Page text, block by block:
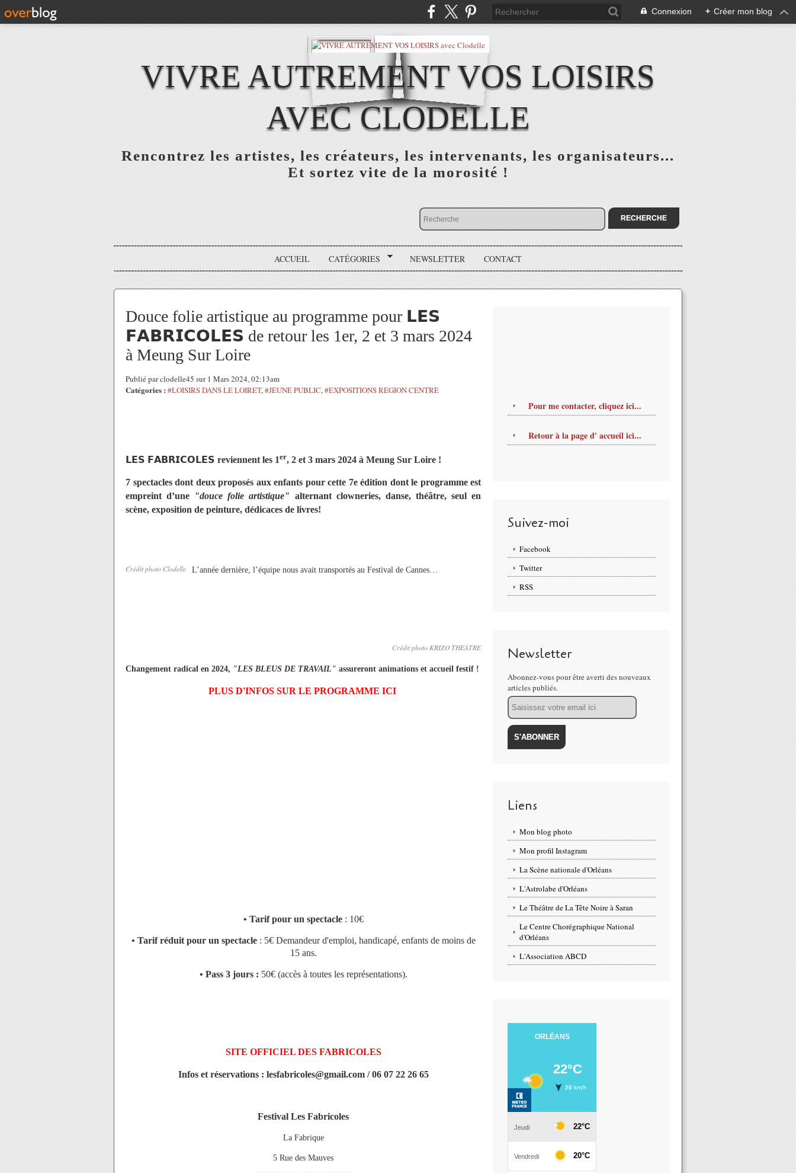
Connexion + Créer mon blog
VIVRE AUTREMENT VOS LOISIRS
AVEC CLODELLE
Rencontrez les artistes, les créateurs, les intervenants, les organisateurs...
Et sortez vite de la morosité !
ACCUEIL CATÉGORIES NEWSLETTER CONTACT
Douce folie artistique au programme pour 𝗟𝗘𝗦
𝗙𝗔𝗕𝗥𝗜𝗖𝗢𝗟𝗘𝗦 de retour les 1er, 2 et 3 mars 2024
à Meung Sur Loire
Publié par clodelle45 sur 1 Mars 2024, 02:13am
Catégories : #LOISIRS DANS LE LOIRET,#JEUNE PUBLIC,#EXPOSITIONS REGION CENTRE
𝗟𝗘𝗦 𝗙𝗔𝗕𝗥𝗜𝗖𝗢𝗟𝗘𝗦 reviennent les 1er, 2 et 3 mars 2024 à Meung Sur Loire !
7 spectacles dont deux proposés aux enfants pour cette 7e édition dont le programme est
empreint d’une "douce folie artistique" alternant clowneries, danse, théâtre, seul en
scène, exposition de peinture, dédicaces de livres!
Crédit photo Clodelle L’année dernière, l’équipe nous avait transportés au Festival de Cannes…
Crédit photo KRIZO THEÂTRE
Changement radical en 2024, "LES BLEUS DE TRAVAIL" assureront animations et accueil festif !
PLUS D'INFOS SUR LE PROGRAMME ICI
• Tarif pour un spectacle: 10€
• Tarif réduit pour un spectacle : 5€ Demandeur d'emploi, handicapé, enfants de moins de
15 ans.
• Pass 3 jours : 50€ (accès à toutes les représentations).
SITE OFFICIEL DES FABRICOLES
Infos et réservations : lesfabricoles@gmail.com / 06 07 22 26 65
Festival Les Fabricoles
La Fabrique
5 Rue des Mauves
Pour me contacter, cliquez ici...
Retour à la page d' accueil ici...
Suivez-moi
Facebook
Twitter
RSS
Newsletter
Abonnez-vous pour être averti des nouveaux
articles publiés.
Email
Liens
Mon blog photo
Mon profil Instagram
La Scène nationale d'Orléans
L'Astrolabe d'Orléans
Le Théâtre de La Tête Noire à Saran
Le Centre Chorégraphique National
d'Orléans
L'Association ABCD